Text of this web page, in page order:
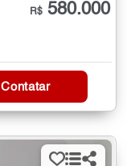
R$ 580.000
Contatar